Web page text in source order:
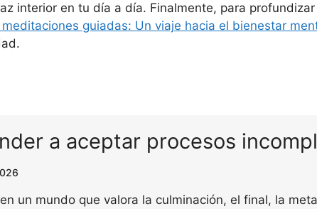
interior en tu día a día. Finalmente, para
guiadas: Un viaje hacia el bienestar
a aceptar procesos
un mundo que valora la culminación, el final, la